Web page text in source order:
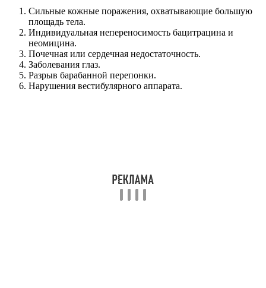
Сильные кожные поражения, охватывающие большую
площадь тела.
Индивидуальная непереносимость бацитрацина и
неомицина.
Почечная или сердечная недостаточность.
Заболевания глаз.
Разрыв барабанной перепонки.
Нарушения вестибулярного аппарата.